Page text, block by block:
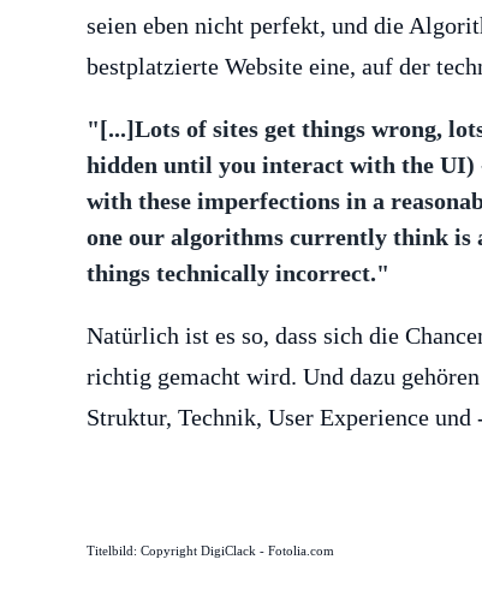
seien eben nicht perfekt, und die
bestplatzierte Website eine, auf der
"[...]Lots of sites get things wrong,
hidden until you interact with the UI)
with these imperfections in a
one our algorithms currently think is
things technically incorrect."
Natürlich ist es so, dass sich die
richtig gemacht wird. Und dazu
Struktur, Technik, User Experience
Titelbild: Copyright DigiClack - Fotolia.com